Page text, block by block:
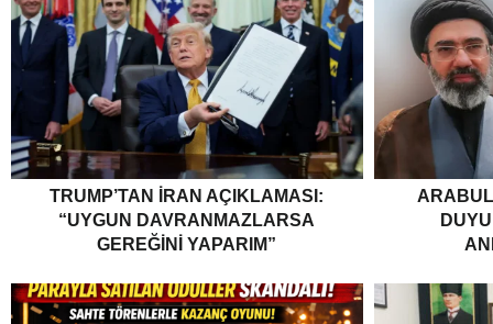
TRUMP’TAN İRAN AÇIKLAMASI:
“UYGUN DAVRANMAZLARSA
GEREĞINI YAPARIM”